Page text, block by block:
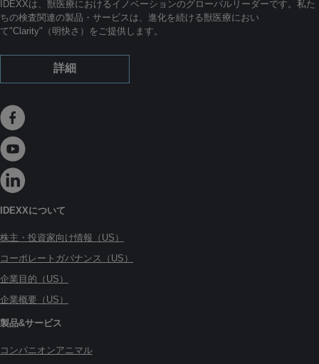
IDEXXは、獣医療におけるイノベーションのグローバルリーダーです。私た
ちの検査関連の製品・サービスは、進化を続ける獣医療におい
て"Clarity"（明快さ）をご提供します。
詳細
IDEXXについて
株主・投資家向け情報（US）
コーポレートガバナンス（US）
企業目的（US）
企業概要（US）
製品&サービス
コンパニオンアニマル